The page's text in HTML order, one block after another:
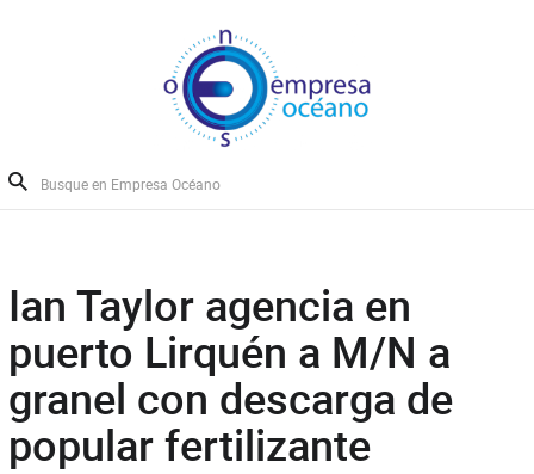
Ian Taylor agencia en
puerto Lirquén a M/N a
granel con descarga de
popular fertilizante